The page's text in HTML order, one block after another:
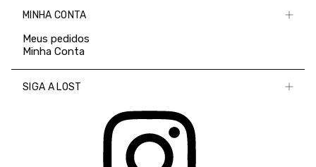
MINHA CONTA
Meus pedidos
Minha Conta
SIGA A LOST